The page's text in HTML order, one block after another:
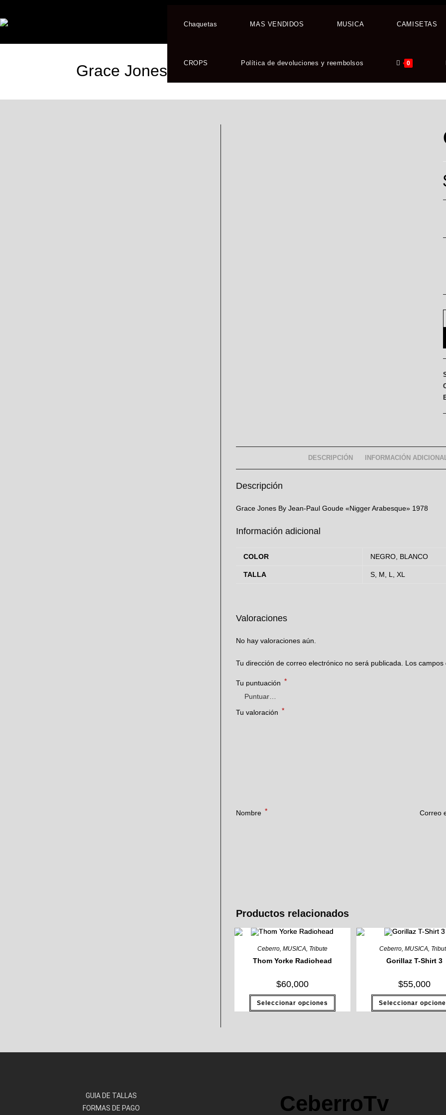
Chaquetas MAS VENDIDOS MUSICA CAMISETAS
CROPS Política de devoluciones y reembolsos 0
Grace Jones
DESCRIPCIÓN INFORMACIÓN
Descripción
Grace Jones By Jean-Paul Goude «Nigger Arabesque» 1978
Información adicional
COLOR NEGRO, BLANCO
TALLA S, M, L, XL
Valoraciones
No hay valoraciones aún.
Tu dirección de correo electrónico no será publicada. Los campos
Tu puntuación *
Tu valoración *
Nombre * Correo
Productos relacionados
Ceberro, MUSICA, Tribute
Thom Yorke Radiohead
$60,000
Seleccionar opciones
Ceberro,MUSICA,
Gorillaz T-Shirt 3
$55,000
Seleccionar
GUIA DE TALLAS
FORMAS DE PAGO
CeberroTv